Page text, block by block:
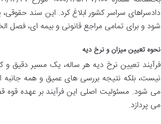
شود و برای تمامی مراجع قانونی و بیمه ای، فصل
نحوه تعیین میزان و نرخ دیه
فرآیند تعیین نرخ دیه هر ساله، یک مسیر
نیست، بلکه نتیجه بررسی های عمیق و همه جانبه
می شود. مسئولیت اصلی این فرآیند بر عهده قوه
می پردازد.